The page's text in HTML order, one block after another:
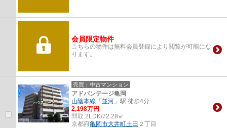
会員限定物件
こちらの物件は無料会員登録により閲覧が可能にな
ります。
売買｜中古マンション
アドバンテージ亀岡
山陰本線 「並河 」駅 徒歩4分
2,198万円
間取:2LDK/72.28㎡
京都府亀岡市大井町土田 ２丁目